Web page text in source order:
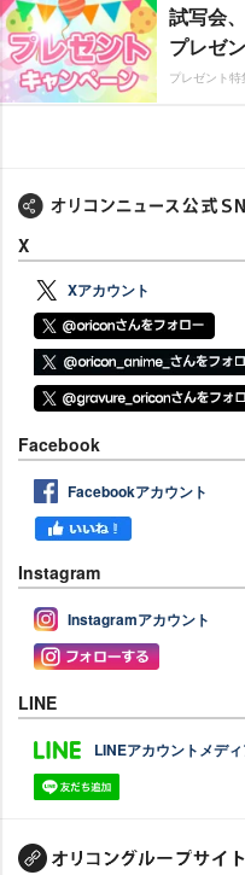
試写会
プレゼ
プレゼント特
X
Xアカウント
Facebook
Facebookアカウント
Instagram
Instagramアカウント
LINE
LINEアカウントメデ